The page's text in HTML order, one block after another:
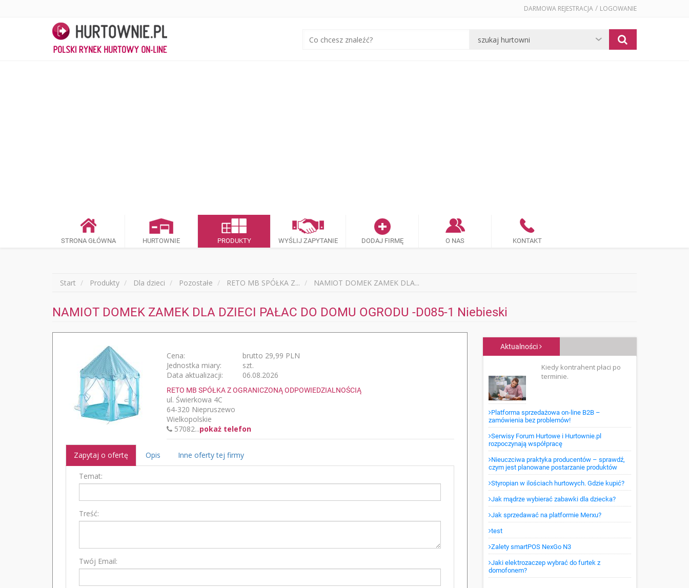
DARMOWA REJESTRACJA / LOGOWANIE
STRONA GŁÓWNA HURTOWNIE PRODUKTY WYŚLIJ ZAPYTANIE DODAJ FIRMĘ O NAS KONTAKT
Start Produkty Dla dzieci Pozostałe RETO MB SPÓŁKA Z... NAMIOT DOMEK ZAMEK DLA...
NAMIOT DOMEK ZAMEK DLA DZIECI PAŁAC DO DOMU OGRODU -D085-1 Niebieski
Cena:
brutto 29,99 PLN
Jednostka miary:
szt.
Data aktualizacji:
06.08.2026
RETO MB SPÓŁKA Z OGRANICZONĄ ODPOWIEDZIALNOŚCIĄ
ul. Świerkowa 4C
64-320 Niepruszewo
Wielkopolskie
57082...pokaż telefon
Zapytaj o ofertę Opis Inne oferty tej firmy
Temat:
Treść:
Twój Email:
Aktualności
Kiedy kontrahent płaci po
terminie.
Platforma sprzedażowa on-line B2B –
zamówienia bez problemów!
Serwisy Forum Hurtowe i Hurtownie.pl
rozpoczynają współpracę
Nieuczciwa praktyka producentów – sprawdź,
czym jest planowane postarzanie produktów
Styropian w ilościach hurtowych. Gdzie kupić?
Jak mądrze wybierać zabawki dla dziecka?
Jak sprzedawać na platformie Merxu?
test
Zalety smartPOS NexGo N3
Jaki elektrozaczep wybrać do furtek z
domofonem?